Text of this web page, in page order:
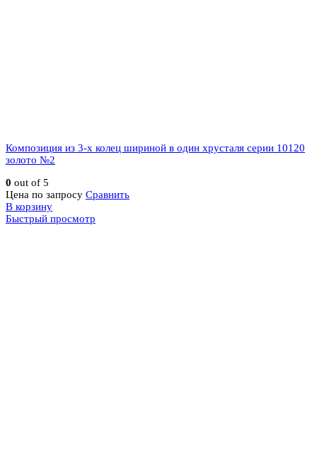
Композиция из 3-х колец шириной в один хрусталя серии 10120
золото №2
0 out of 5
Цена по запросу Сравнить
В корзину
Быстрый просмотр